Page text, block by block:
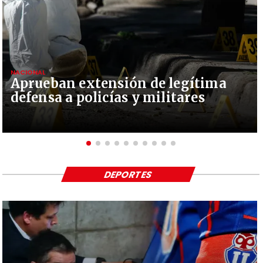
Aprueban extensión de legítima
defensa a policías y militares
NACIONAL
DEPORTES